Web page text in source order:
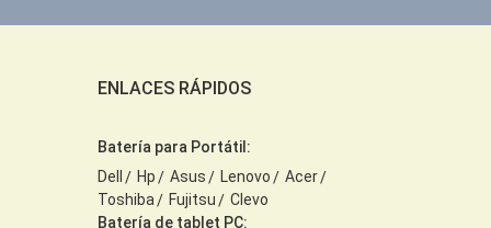
ENLACES RÁPIDOS
Batería para Portátil:
Dell
Hp Asus Lenovo
Acer
Toshiba
Fujitsu
Clevo
Batería de tablet PC: